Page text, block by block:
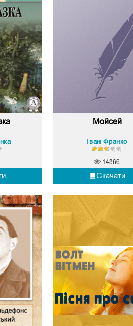
Мойсей
Іван Франко
Скачати
14866